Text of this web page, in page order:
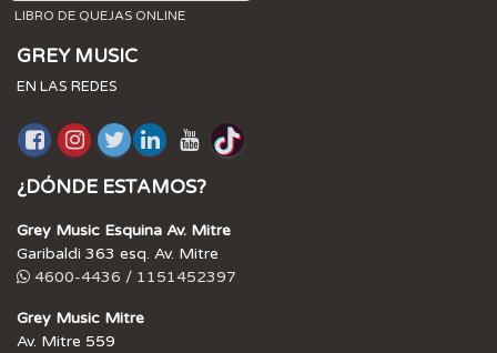
LIBRO DE QUEJAS ONLINE
GREY MUSIC
EN LAS REDES
¿DÓNDE ESTAMOS?
Grey Music Esquina Av. Mitre
Garibaldi 363 esq. Av. Mitre
4600-4436 / 1151452397
Grey Music Mitre
Av. Mitre 559